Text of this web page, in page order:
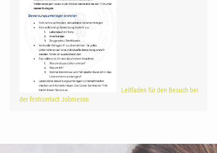
Leitfaden für den Besuch bei
der firstcontact Jobmesse